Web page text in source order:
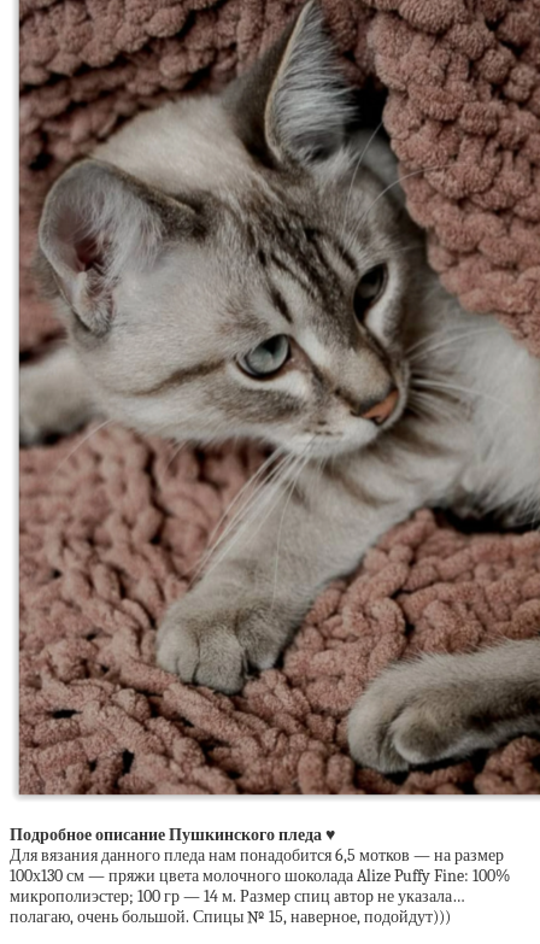
Подробное описание Пушкинского пледа ♥
Для вязания данного пледа нам понадобится 6,5 мотков — на размер
100х130 см — пряжи цвета молочного шоколада Alize Puffy Fine: 100%
микрополиэстер; 100 гр — 14 м. Размер спиц автор не указала…
полагаю, очень большой. Спицы № 15, наверное, подойдут)))